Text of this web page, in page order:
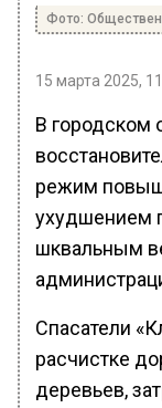
Фото:
15 марта 2025,
В городском
режим
ухудшением
шквальным
Спасатели
расчистке
деревьев,